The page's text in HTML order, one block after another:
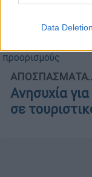
Data Deletion
Αθλητικό
Ανησυχία
σε